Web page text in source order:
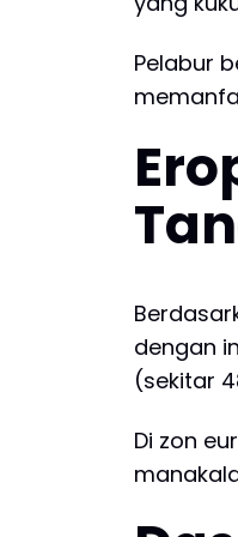
Pelabur
dengan
(sekitar
Di zon